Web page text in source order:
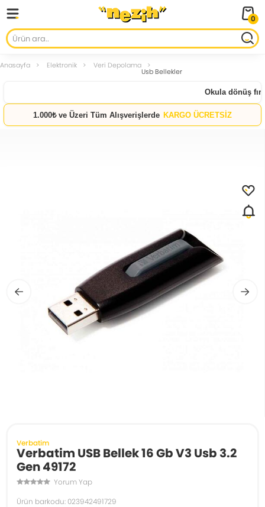
0
Anasayfa Elektronik Veri Depolama
Usb Bellekler
Okula dönüş
1.000₺ ve Üzeri Tüm Alışverişlerde KARGO ÜCRETSİZ
Verbatim
Verbatim USB Bellek 16 Gb V3 Usb 3.2
Gen 49172
Yorum Yap
Ürün barkodu: 023942491729